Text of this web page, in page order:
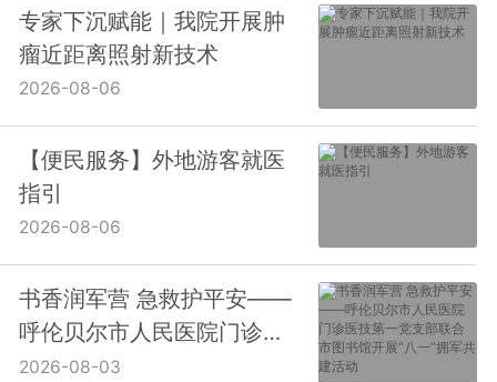
专家下沉赋能｜我院开展肿
瘤近距离照射新技术
2026-08-06
【便民服务】外地游客就医
指引
2026-08-06
书香润军营 急救护平安——
呼伦贝尔市人民医院门诊医
技第一党支部联合市图书馆
2026-08-03